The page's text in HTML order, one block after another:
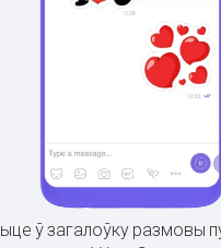
ў загалоўку размовы